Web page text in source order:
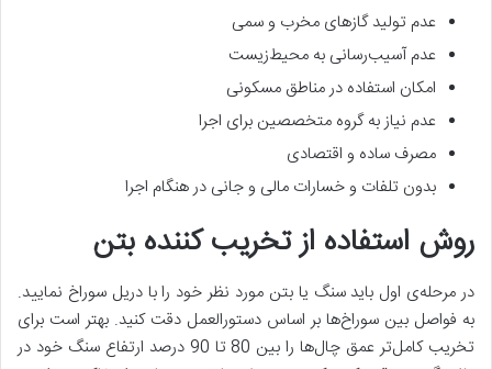
عدم تولید گازهای مخرب و سمی
عدم آسیب‌رسانی به محیط‌زیست
امکان استفاده در مناطق مسکونی
عدم نیاز به گروه متخصصین برای اجرا
مصرف ساده و اقتصادی
بدون تلفات و خسارات مالی و جانی در هنگام اجرا
روش استفاده از تخریب کننده بتن
در مرحله‌ی اول باید سنگ یا بتن مورد نظر خود را با دریل سوراخ نمایید.
به فواصل بین سوراخ‌ها بر اساس دستورالعمل دقت کنید. بهتر است برای
تخریب کامل‌تر عمق چال‌ها را بین 80 تا 90 درصد ارتفاع سنگ خود در